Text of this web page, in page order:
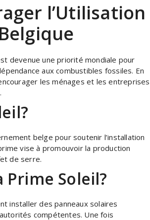
l’Utilisation
devenue une priorité mondiale pour
aux combustibles fossiles. En
les ménages et les entreprises
belge pour soutenir l’installation
vise à promouvoir la production
de serre.
Soleil?
installer des panneaux solaires
compétentes. Une fois